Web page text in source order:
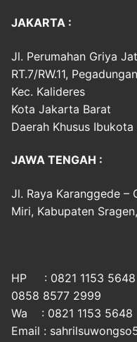
JAKARTA :
Jl. Perumahan Griya
RT.7/RW.11, Pegadungan
Kec. Kalideres
Kota Jakarta Barat
Daerah Khusus
JAWA TENGAH :
Jl. Raya Karanggede –
Miri, Kabupaten
HP : 0821 1153 5648
0858 8577 2999
Wa : 0821 1153 5648
Email :